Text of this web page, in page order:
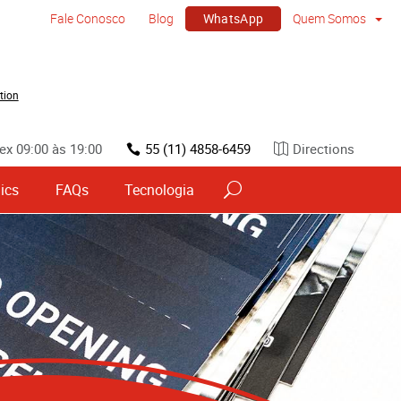
Fale Conosco Blog WhatsApp Quem Somos
09:00 às 19:00 55 (11) 4858-6459 Directions
FAQs Tecnologia